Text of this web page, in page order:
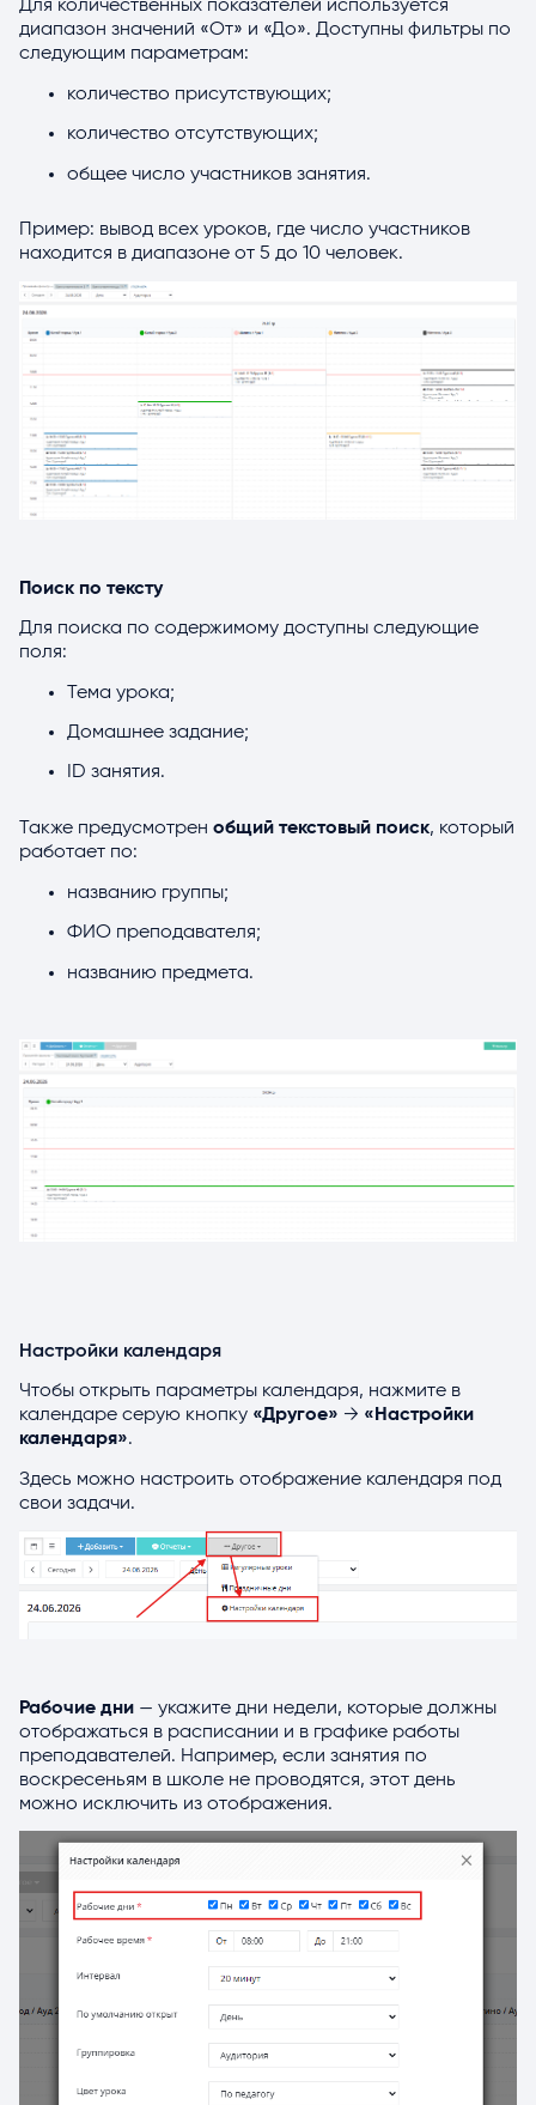
Для количественных показателей используется
диапазон значений «От» и «До». Доступны фильтры по
следующим параметрам:
количество присутствующих;
количество отсутствующих;
общее число участников занятия.
Пример: вывод всех уроков, где число участников
находится в диапазоне от 5 до 10 человек.
Поиск по тексту
Для поиска по содержимому доступны следующие
поля:
Тема урока;
Домашнее задание;
ID занятия.
Также предусмотрен общий текстовый поиск, который
работает по:
названию группы;
ФИО преподавателя;
названию предмета.
Настройки календаря
Чтобы открыть параметры календаря, нажмите в
календаре серую кнопку «Другое» → «Настройки
календаря».
Здесь можно настроить отображение календаря под
свои задачи.
Рабочие дни — укажите дни недели, которые должны
отображаться в расписании и в графике работы
преподавателей. Например, если занятия по
воскресеньям в школе не проводятся, этот день
можно исключить из отображения.